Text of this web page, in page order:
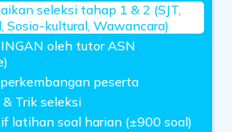
seleksi tahap 1 & 2 (SJT,
Sosio-kultural, Wawancara)
oleh tutor ASN
peserta
Trik seleksi
latihan soal harian (±900 soal)